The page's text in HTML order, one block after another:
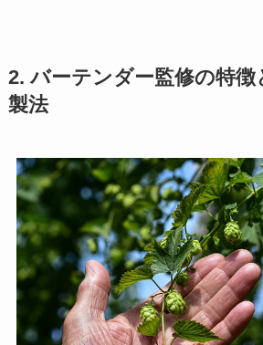
2. バーテンダー監修の特
製法